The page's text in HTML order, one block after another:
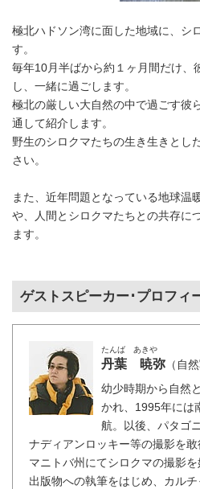
極北ハドソン湾に面した地域に、シ
す。
毎年10月半ばから約１ヶ月間だけ、
し、一緒に過ごします。
極北の厳しい大自然の中で過ごす彼
通して紹介します。
野生のシロクマたちの生き生きとし
さい。
また、近年問題となっている地球温
や、人間とシロクマたちとの共存に
ます。
ゲストスピーカー･プロフィ
たんば あきや
丹葉 暁弥 （自
幼少時期から自然
かれ、1995年には
航。以後、パタゴ
ナディアンロッキー等の撮影を
マニトバ州にてシロクマの撮影
出版物への執筆をはじめ、カル